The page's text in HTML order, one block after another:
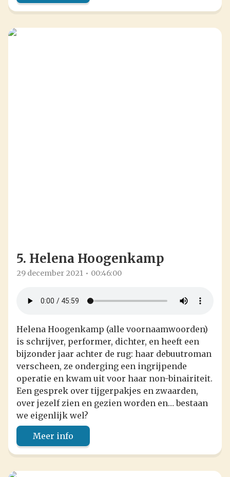
5. Helena Hoogenkamp
29 december 2021 00:46:00
Helena Hoogenkamp (alle voornaamwoorden)
is schrijver, performer, dichter, en heeft een
bijzonder jaar achter de rug: haar debuutroman
verscheen, ze onderging een ingrijpende
operatie en kwam uit voor haar non-binairiteit.
Een gesprek over tijgerpakjes en zwaarden,
over jezelf zien en gezien worden en… bestaan
we eigenlijk wel?
Meer info